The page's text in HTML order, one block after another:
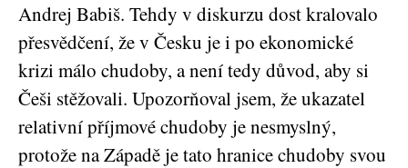
Andrej Babiš. Tehdy v diskurzu dost kralovalo
přesvědčení, že v Česku je i po ekonomické
krizi málo chudoby, a není tedy důvod, aby si
Češi stěžovali. Upozorňoval jsem, že ukazatel
relativní příjmové chudoby je nesmyslný,
protože na Západě je tato hranice chudoby svou